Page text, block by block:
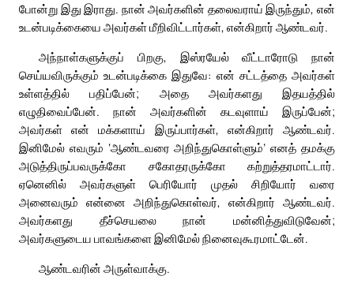
போன்று இது இராது. நான் அவர்களின் தலைவராய் இருந்தும், என்
உடன்படிக்கையை அவர்கள் மீறிவிட்டார்கள், என்கிறார் ஆண்டவர்.
அந்நாள்களுக்குப் பிறகு, இஸ்ரயேல் வீட்டாரோடு நான்
செய்யவிருக்கும் உடன்படிக்கை இதுவே: என் சட்டத்தை அவர்கள்
உள்ளத்தில் பதிப்பேன்; அதை அவர்களது இதயத்தில்
எழுதிவைப்பேன். நான் அவர்களின் கடவுளாய் இருப்பேன்;
அவர்கள் என் மக்களாய் இருப்பார்கள், என்கிறார் ஆண்டவர்.
இனிமேல் எவரும் ‘ஆண்டவரை அறிந்துகொள்ளும்’ எனத் தமக்கு
அடுத்திருப்பவருக்கோ சகோதரருக்கோ கற்றுத்தரமாட்டார்.
ஏனெனில் அவர்களுள் பெரியோர் முதல் சிறியோர் வரை
அனைவரும் என்னை அறிந்துகொள்வர், என்கிறார் ஆண்டவர்.
அவர்களது தீச்செயலை நான் மன்னித்துவிடுவேன்;
அவர்களுடைய பாவங்களை இனிமேல் நினைவுகூரமாட்டேன்.
ஆண்டவரின் அருள்வாக்கு.